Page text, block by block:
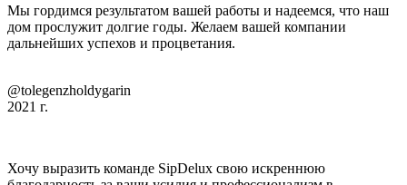
Мы гордимся результатом вашей работы и надеемся, что наш
дом прослужит долгие годы. Желаем вашей компании
дальнейших успехов и процветания.
@tolegenzholdygarin
2021 г.
Хочу выразить команде SipDelux свою искреннюю